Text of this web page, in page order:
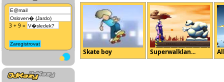
3 + 9 =
Skate boy Superwalklan...